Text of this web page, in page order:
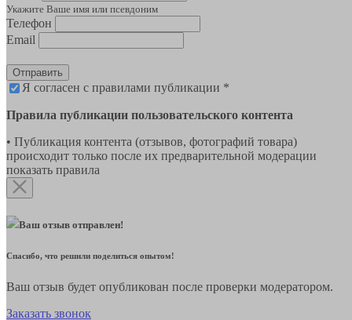
Укажите Ваше имя или псевдоним
Телефон
Email
Отправить
Я согласен с правилами публикации *
Правила публикации пользовательского контента
• Публикация контента (отзывов, фотографий товара)
происходит только после их предварительной модерации
показать правила
Ваш отзыв отправлен!
Спасибо, что решили поделиться опытом!
Ваш отзыв будет опубликован после проверки модератором.
Заказать звонок